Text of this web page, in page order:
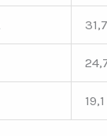
31,7
19,1